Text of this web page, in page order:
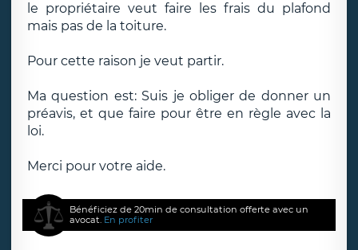
le propriétaire veut faire les frais du plafond
mais pas de la toiture.
Pour cette raison je veut partir.
Ma question est: Suis je obliger de donner un
préavis, et que faire pour être en règle avec la
loi.
Merci pour votre aide.
Bénéficiez de 20min de consultation offerte avec un
avocat. En profiter